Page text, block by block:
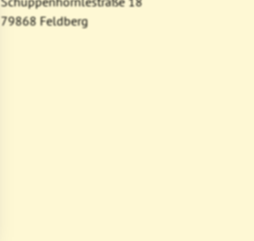
79868 Feldberg